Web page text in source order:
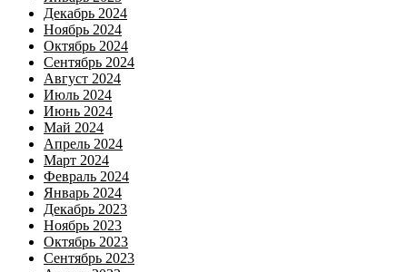
Декабрь 2024
Ноябрь 2024
Октябрь 2024
Сентябрь 2024
Август 2024
Июль 2024
Июнь 2024
Май 2024
Апрель 2024
Март 2024
Февраль 2024
Январь 2024
Декабрь 2023
Ноябрь 2023
Октябрь 2023
Сентябрь 2023